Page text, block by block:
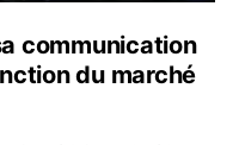
communication
du marché